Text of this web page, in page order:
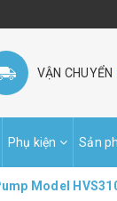
VẬN CHUYỂN
Phụ kiện Sản
Model